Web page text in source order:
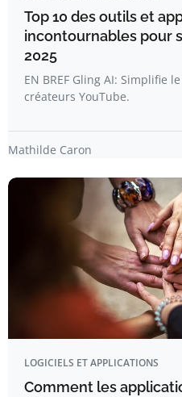
Top 10 des outils et
incontournables pour
2025
EN BREF Gling AI: Simplifie
créateurs YouTube.
Mathilde Caron
LOGICIELS ET APPLICATIONS
Comment les